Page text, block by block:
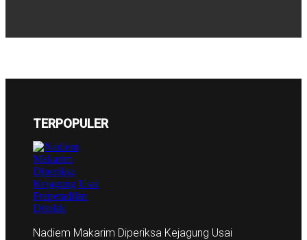
TERPOPULER
Nadiem Makarim Diperiksa Kejagung Usai